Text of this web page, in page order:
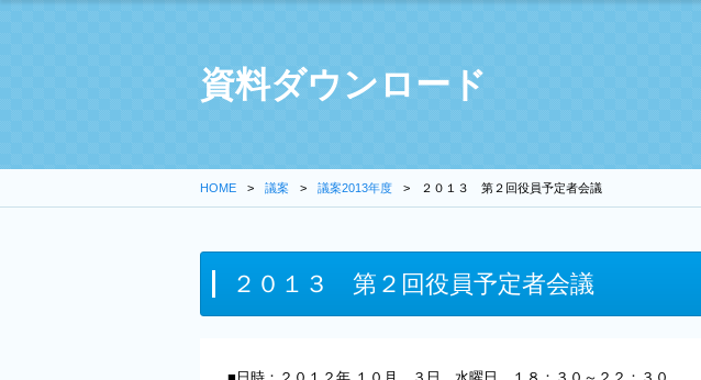
資料ダウンロード
HOME 議案 議案2013年度 ２０１３ 第２回役員予定者会議
２０１３ 第２回役員予定者会議